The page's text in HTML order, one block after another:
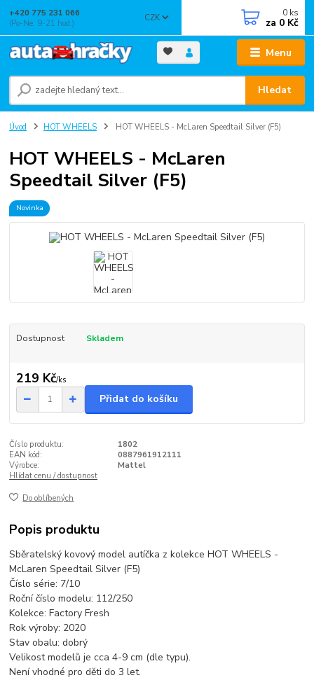
Menu
CZK
Hledat
+420 775 231 066
(Po-Ne, 9-21 hod.)
0 ks
za 0 Kč
Úvod HOT WHEELS HOT WHEELS - McLaren Speedtail Silver (F5)
HOT WHEELS - McLaren
Speedtail Silver (F5)
Novinka
Dostupnost Skladem
219 Kč/ks
Přidat do košíku
Číslo produktu:
1802
EAN kód:
0887961912111
Výrobce:
Mattel
Hlídat cenu / dostupnost
Do oblíbených
Popis produktu
Sběratelský kovový model autíčka z kolekce HOT WHEELS -
McLaren Speedtail Silver (F5)
Číslo série: 7/10
Roční číslo modelu: 112/250
Kolekce: Factory Fresh
Rok výroby: 2020
Stav obalu: dobrý
Velikost modelů je cca 4-9 cm (dle typu).
Není vhodné pro děti do 3 let.